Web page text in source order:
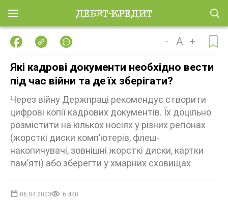
- A +
Які кадрові документи необхідно вести
під час війни та де їх зберігати?
Через війну Держпраці рекомендує створити
цифрові копії кадрових документів. Їх доцільно
розмістити на кількох носіях у різних регіонах
(жорсткі диски комп’ютерів, флеш-
накопичувачі, зовнішні жорсткі диски, картки
пам’яті) або зберегти у хмарних сховищах
06.04.2023 6 440